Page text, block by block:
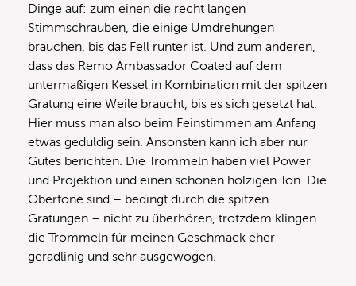
Dinge auf: zum einen die recht langen
Stimmschrauben, die einige Umdrehungen
brauchen, bis das Fell runter ist. Und zum anderen,
dass das Remo Ambassador Coated auf dem
untermaßigen Kessel in Kombination mit der spitzen
Gratung eine Weile braucht, bis es sich gesetzt hat.
Hier muss man also beim Feinstimmen am Anfang
etwas geduldig sein. Ansonsten kann ich aber nur
Gutes berichten. Die Trommeln haben viel Power
und Projektion und einen schönen holzigen Ton. Die
Obertöne sind – bedingt durch die spitzen
Gratungen – nicht zu überhören, trotzdem klingen
die Trommeln für meinen Geschmack eher
geradlinig und sehr ausgewogen.